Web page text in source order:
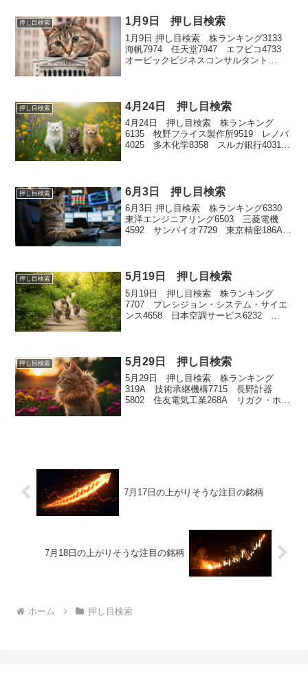
押し目検索 1月9日 押し目検索
1月9日 押し目検索 株ランキング3133
海帆7974 任天堂7947 エフピコ4733
オービックビジネスコンサルタント
押し目検索 4月24日 押し目検索
4月24日 押し目検索 株ランキング
6135 牧野フライス製作所9519 レノバ
4025 多木化学8358 スルガ銀行4031
押し目検索 6月3日 押し目検索
6月3日 押し目検索 株ランキング6330
東洋エンジニアリング6503 三菱電機
4592 サンバイオ7729 東京精密186A
押し目検索 5月19日 押し目検索
5月19日 押し目検索 株ランキング
7707 プレシジョン・システム・サイエ
ンス4658 日本空調サービス6232
押し目検索 5月29日 押し目検索
5月29日 押し目検索 株ランキング
319A 技術承継機構7715 長野計器
5802 住友電気工業268A リガク・ホー
7月17日の上がりそうな注目の銘柄
7月18日の上がりそうな注目の銘柄
ホーム 押し目検索